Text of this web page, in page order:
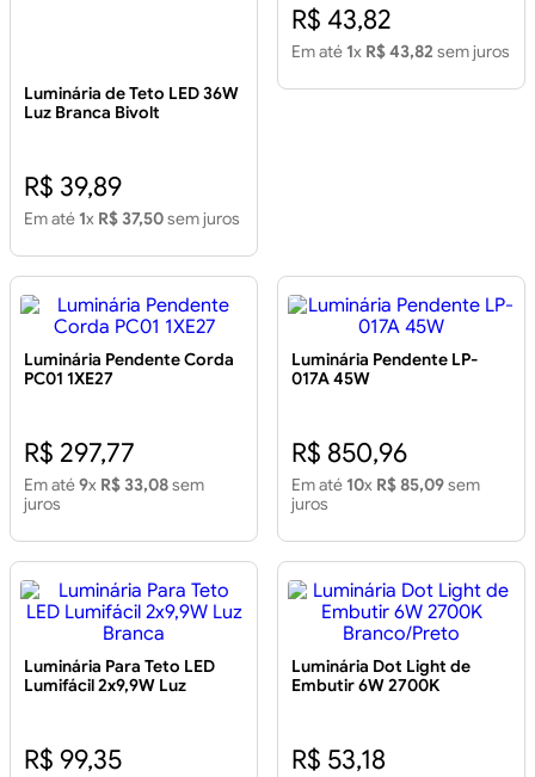
Luminária de Teto LED 36W
Luz Branca Bivolt
R$ 39,89
Em até 1x R$ 37,50sem juros
R$ 43,82
Em até 1x R$ 43,82 sem juros
Luminária Pendente Corda
PC01 1XE27
R$ 297,77
Em até9x R$ 33,08sem
juros
Luminária Pendente LP-
017A 45W
R$ 850,96
Em até 10x R$ 85,09sem
juros
Luminária Para Teto LED
Lumifácil 2x9,9W Luz
R$ 99,35
Luminária Dot Light de
Embutir 6W 2700K
R$ 53,18